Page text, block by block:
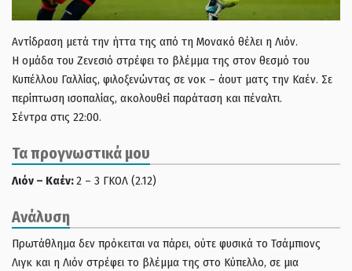
Αντίδραση μετά την ήττα της από τη Μονακό θέλει η Λιόν.
Η ομάδα του Ζενεσιό στρέφει το βλέμμα της στον θεσμό του
Κυπέλλου Γαλλίας, φιλοξενώντας σε νοκ – άουτ ματς την Καέν. Σε
περίπτωση ισοπαλίας, ακολουθεί παράταση και πέναλτι.
Σέντρα στις 22:00.
Τα προγνωστικά μου
Λιόν – Καέν:2 – 3 ΓΚΟΛ (2.12)
Ανάλυση
Πρωτάθλημα δεν πρόκειται να πάρει, ούτε φυσικά το Τσάμπιονς
Λιγκ και η Λιόν στρέφει το βλέμμα της στο Κύπελλο, σε μια